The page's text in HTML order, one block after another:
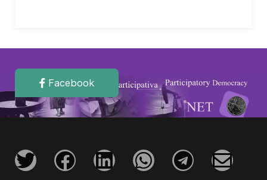
Facebook